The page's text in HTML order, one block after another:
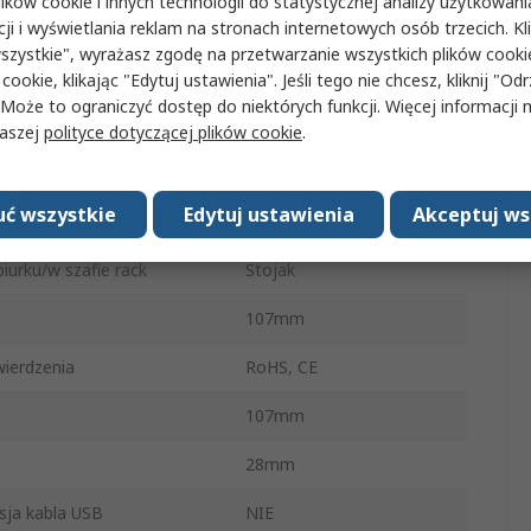
Przełącznik Ethernet
5
Bez zarządzania
RJ-45 5
w szafie rack Stojak
107mm
RoHS, CE
107mm
28mm
kabla USB NIE
i wyświetlania reklam na stronach internetowych osób trzecich.
wyrażasz zgodę na przetwarzanie wszystkich plików
klikając "Edytuj ustawienia". Jeśli tego nie chcesz, kliknij
to ograniczyć dostęp do niektórych funkcji. Więcej informacji
polityce dotyczącej plików cookie.
Akceptuj
Edytuj ustawienia
wszystkie